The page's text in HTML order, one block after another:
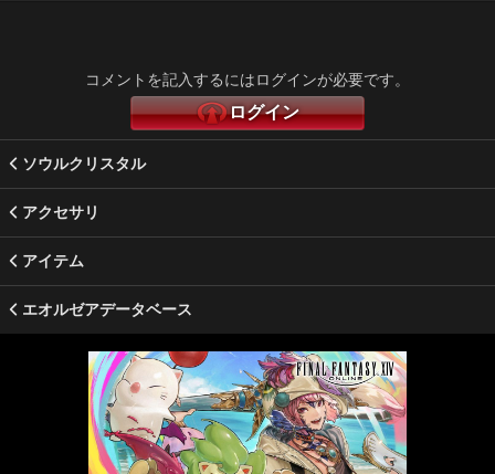
コメントを記入するにはログインが必要です。
ログイン
ソウルクリスタル
アクセサリ
アイテム
エオルゼアデータベース